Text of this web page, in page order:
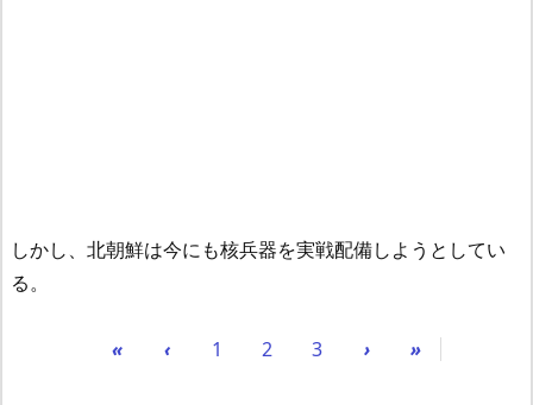
しかし、北朝鮮は今にも核兵器を実戦配備しようとしてい
る。
« ‹ 1 2 3 › »